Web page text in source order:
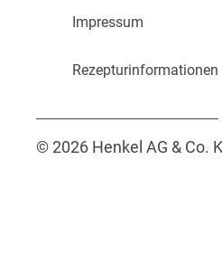
Impressum
Rezepturinformationen
© 2026 Henkel AG & Co.